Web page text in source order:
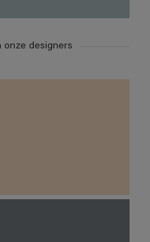
onze designers